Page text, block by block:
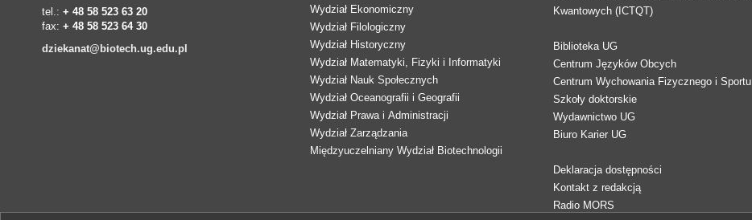
tel.: + 48 58 523 63 20
fax: + 48 58 523 64 30
dziekanat@biotech.ug.edu.pl
Wydział Ekonomiczny
Wydział Filologiczny
Wydział Historyczny
Wydział Matematyki, Fizyki i Informatyki
Wydział Nauk Społecznych
Wydział Oceanografii i Geografii
Wydział Prawa i Administracji
Wydział Zarządzania
Międzyuczelniany Wydział Biotechnologii
Kwantowych (ICTQT)
Biblioteka UG
Centrum Języków Obcych
Centrum Wychowania Fizycznego i Sportu
Szkoły doktorskie
Wydawnictwo UG
Biuro Karier UG
Deklaracja dostępności
Kontakt z redakcją
Radio MORS